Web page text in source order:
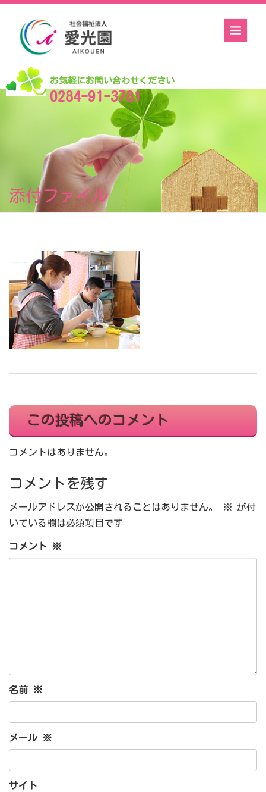
お気軽にお問い合わせください
0284-91-3781
添付ファイル
この投稿へのコメント
コメントはありません。
コメントを残す
メールアドレスが公開されることはありません。 ※ が付
いている欄は必須項目です
コメント ※
名前 ※
メール ※
サイト